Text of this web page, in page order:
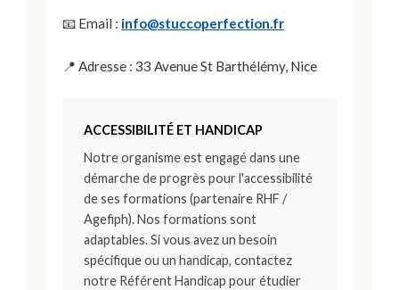
📧 Email : info@stuccoperfection.fr
📍 Adresse : 33 Avenue St Barthélémy, Nice
ACCESSIBILITÉ ET HANDICAP
Notre organisme est engagé dans une
démarche de progrès pour l'accessibilité
de ses formations (partenaire RHF /
Agefiph). Nos formations sont
adaptables. Si vous avez un besoin
spécifique ou un handicap, contactez
notre Référent Handicap pour étudier